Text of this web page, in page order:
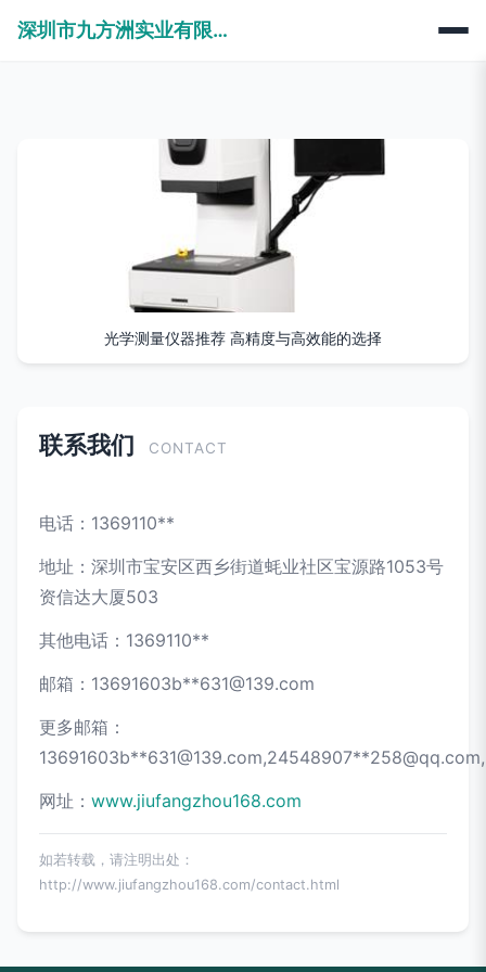
深圳市九方洲实业有限公司
光学测量仪器推荐 高精度与高效能的选择
联系我们 CONTACT
电话：1369110**
地址：深圳市宝安区西乡街道蚝业社区宝源路1053号
资信达大厦503
其他电话：1369110**
邮箱：13691603b**631@139.com
更多邮箱：
13691603b**631@139.com,24548907**258@qq.com
网址： www.jiufangzhou168.com
如若转载，请注明出处：
http://www.jiufangzhou168.com/contact.html